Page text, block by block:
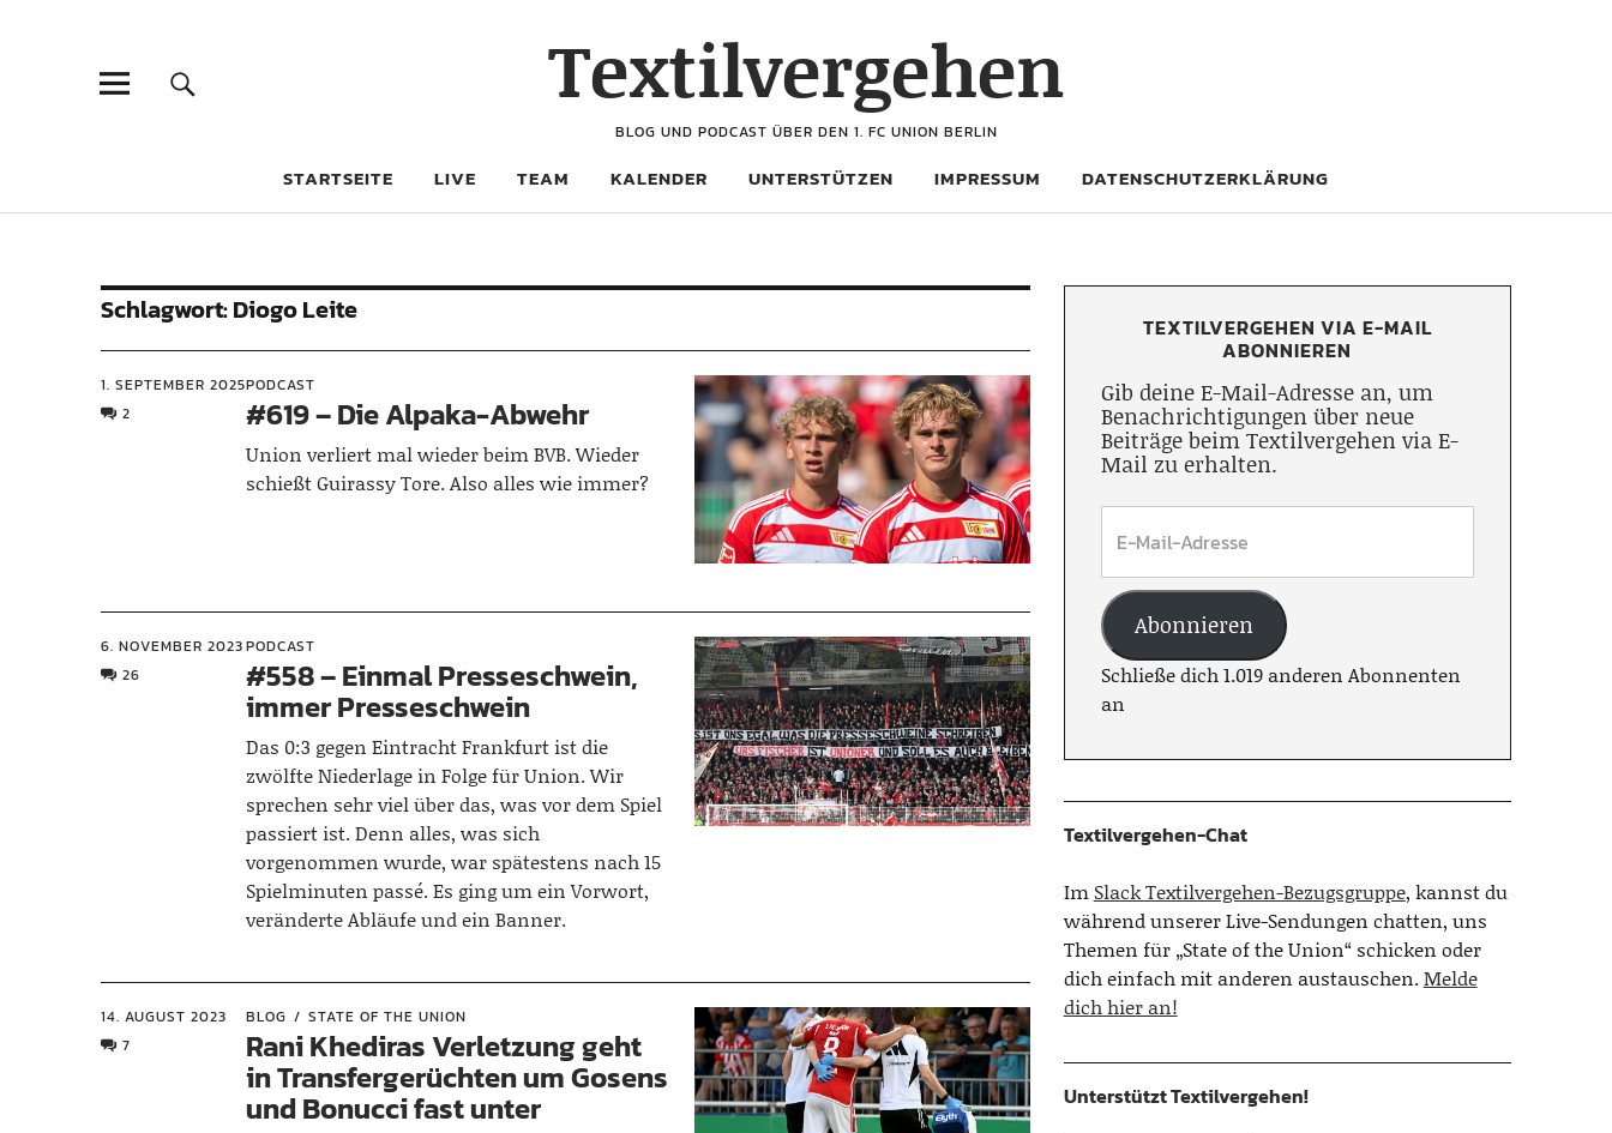
Textilvergehen
BLOG UND PODCAST ÜBER DEN 1. FC UNION BERLIN
STARTSEITE LIVE TEAM KALENDER UNTERSTÜTZEN IMPRESSUM DATENSCHUTZERKLÄRUNG
Schlagwort:Diogo Leite
1. SEPTEMBER 2025
2
PODCAST
#619 – Die Alpaka-Abwehr
Union verliert mal wieder beim BVB. Wieder
schießt Guirassy Tore. Also alles wie immer?
6. NOVEMBER 2023
26
PODCAST
#558 – Einmal Presseschwein,
immer Presseschwein
Das 0:3 gegen Eintracht Frankfurt ist die
zwölfte Niederlage in Folge für Union. Wir
sprechen sehr viel über das, was vor dem Spiel
passiert ist. Denn alles, was sich
vorgenommen wurde, war spätestens nach 15
Spielminuten passé. Es ging um ein Vorwort,
veränderte Abläufe und ein Banner.
14. AUGUST 2023
7
BLOG STATE OF THE UNION
Rani Khediras Verletzung geht
in Transfergerüchten um Gosens
und Bonucci fast unter
TEXTILVERGEHEN VIA E-MAIL
ABONNIEREN
Gib deine E-Mail-Adresse an, um
Benachrichtigungen über neue
Beiträge beim Textilvergehen via E-
Mail zu erhalten.
Abonnieren
Schließe dich 1.019 anderen Abonnenten
an
Textilvergehen-Chat
Im Slack Textilvergehen-Bezugsgruppe, kannst du
während unserer Live-Sendungen chatten, uns
Themen für „State of the Union“ schicken oder
dich einfach mit anderen austauschen.Melde
dich hier an!
Unterstützt Textilvergehen!